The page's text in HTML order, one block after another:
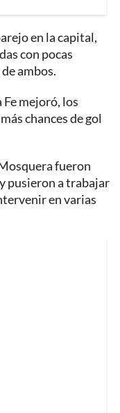
en la capital,
con pocas
ambos.
mejoró, los
chances de gol
fueron
pusieron a trabajar
en varias